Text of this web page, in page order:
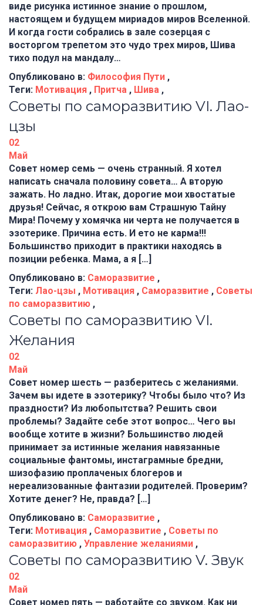
виде рисунка истинное знание о прошлом,
настоящем и будущем мириадов миров Вселенной.
И когда гости собрались в зале созерцая с
восторгом трепетом это чудо трех миров, Шива
тихо подул на мандалу…
Опубликовано в: Философия Пути ,
Теги: Мотивация , Притча , Шива ,
Советы по саморазвитию VI. Лао-
цзы
02
Май
Совет номер семь — очень странный. Я хотел
написать сначала половину совета… А вторую
зажать. Но ладно. Итак, дорогие мои хвостатые
друзья! Сейчас, я открою вам Страшную Тайну
Мира! Почему у хомячка ни черта не получается в
эзотерике. Причина есть. И ето не карма!!!
Большинство приходит в практики находясь в
позиции ребенка. Мама, а я […]
Опубликовано в: Саморазвитие ,
Теги: Лао-цзы , Мотивация , Саморазвитие , Советы
по саморазвитию ,
Советы по саморазвитию VI.
Желания
02
Май
Совет номер шесть — разберитесь с желаниями.
Зачем вы идете в эзотерику? Чтобы было что? Из
праздности? Из любопытства? Решить свои
проблемы? Задайте себе этот вопрос… Чего вы
вообще хотите в жизни? Большинство людей
принимает за истинные желания навязанные
социальные фантомы, инстаграмные бредни,
шизофазию проплаченых блогеров и
нереализованные фантазии родителей. Проверим?
Хотите денег? Не, правда? […]
Опубликовано в: Саморазвитие ,
Теги: Мотивация , Саморазвитие , Советы по
саморазвитию , Управление желаниями ,
Советы по саморазвитию V. Звук
02
Май
Совет номер пять — работайте со звуком. Как ни